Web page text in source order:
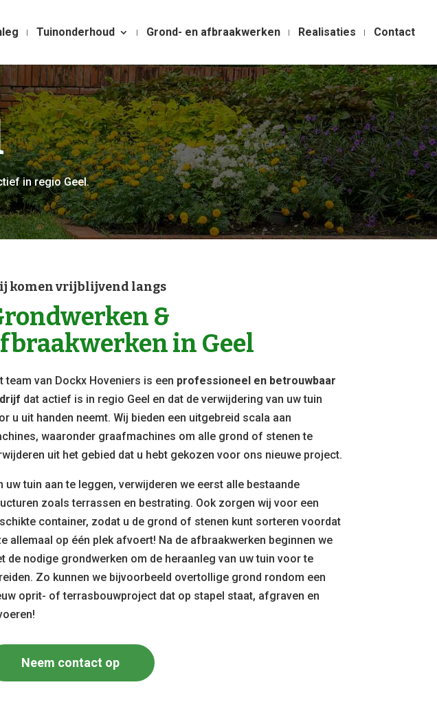
Tuinonderhoud Grond- en afbraakwerken Realisaties Contact
in regio Geel.
komen vrijblijvend langs
&
in Geel
team van Dockx Hoveniers is een professioneel en betrouwbaar
dat actief is in regio Geel en dat de verwijdering van uw tuin
u uit handen neemt. Wij bieden een uitgebreid scala aan
waaronder graafmachines om alle grond of stenen te
uit het gebied dat u hebt gekozen voor ons nieuwe project.
uw tuin aan te leggen, verwijderen we eerst alle bestaande
zoals terrassen en bestrating. Ook zorgen wij voor een
container, zodat u de grond of stenen kunt sorteren voordat
allemaal op één plek afvoert! Na de afbraakwerken beginnen we
de nodige grondwerken om de heraanleg van uw tuin voor te
Zo kunnen we bijvoorbeeld overtollige grond rondom een
oprit- of terrasbouwproject dat op stapel staat, afgraven en
Neem contact op